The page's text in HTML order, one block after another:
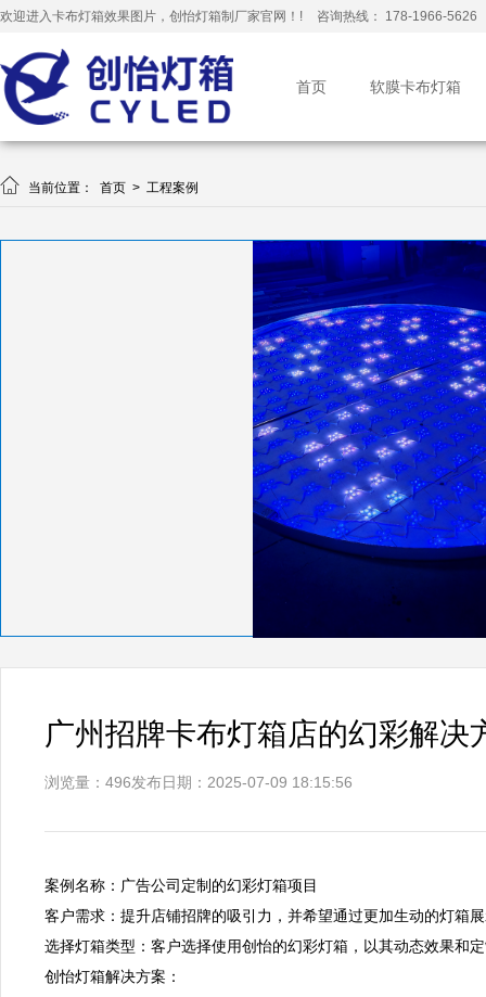
欢迎进入卡布灯箱效果图片，创怡灯箱制厂家官网！! 咨询热线： 178-1966-5626
首页 软膜卡布灯箱
 当前位置： 首页 > 工程案例
广州招牌卡布灯箱店的幻彩解决
浏览量：496发布日期：2025-07-09 18:15:56
案例名称：广告公司定制的幻彩灯箱项目
客户需求：提升店铺招牌的吸引力，并希望通过更加生动的灯箱
选择灯箱类型：客户选择使用创怡的幻彩灯箱，以其动态效果和
创怡灯箱解决方案：